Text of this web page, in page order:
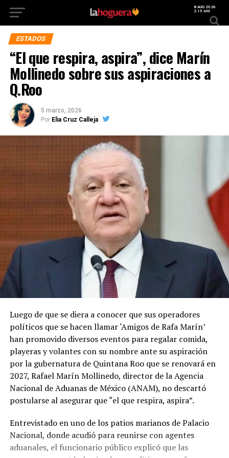
8 AUG 2026
2:15 AM
ESTADOS
“El que respira, aspira”, dice Marín
Mollinedo sobre sus aspiraciones a
Q.Roo
5 marzo, 2026
Por Elia Cruz Calleja
Luego de que se diera a conocer que sus operadores
políticos que se hacen llamar ‘Amigos de Rafa Marín’
han promovido diversos eventos para regalar comida,
playeras y volantes con su nombre ante su aspiración
por la gubernatura de Quintana Roo que se renovará en
2027, Rafael Marín Mollinedo, director de la Agencia
Nacional de Aduanas de México (ANAM), no descartó
postularse al asegurar que “el que respira, aspira”.
Entrevistado en uno de los patios marianos de Palacio
Nacional, donde acudió para reunirse con agentes
aduanales, el funcionario público explicó que las